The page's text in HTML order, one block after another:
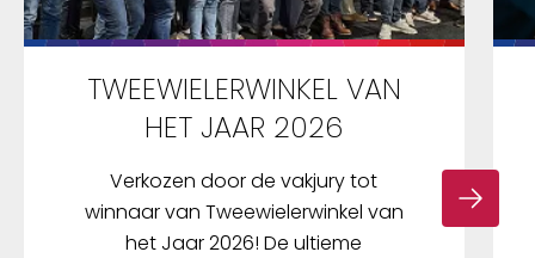
TWEEWIELERWINKEL VAN
HET JAAR 2026
Verkozen door de vakjury tot
winnaar van Tweewielerwinkel van
het Jaar 2026! De ultieme